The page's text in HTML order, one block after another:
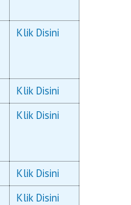
Klik Disini
Klik Disini
Klik Disini
Klik Disini
Klik Disini